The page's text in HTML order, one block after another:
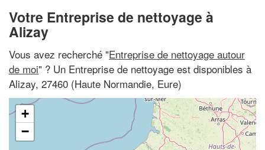
Votre Entreprise de nettoyage à
Alizay
Vous avez recherché "Entreprise de nettoyage autour
de moi" ? Un Entreprise de nettoyage est disponibles à
Alizay, 27460 (Haute Normandie, Eure)
+
−